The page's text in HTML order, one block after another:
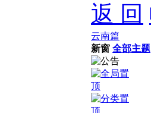
返 回
云南篇
新窗 全部主题